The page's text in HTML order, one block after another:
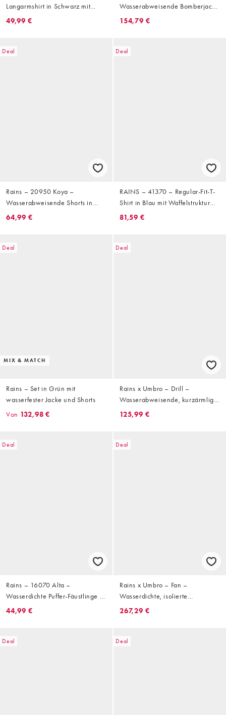
Langarmshirt in Schwarz mit
Motivlogo
49,99 €
Wasserabweisende Bomberjacke
in Grün mit farblich
154,79 €
Deal
Rains – 20950 Koya –
Wasserabweisende Shorts in
Grün mit farblich abgestimmter
64,99 €
Deal
RAINS – 41370 – Regular-Fit-T-
Shirt in Blau mit Waffelstruktur
und Splash-Logo, Kombiteil
81,59 €
Deal
MIX & MATCH
Rains – Set in Grün mit
wasserfester Jacke und Shorts
Von 132,98 €
Deal
Rains x Umbro – Drill –
Wasserabweisende, kurzärmlige
Hemdjacke in Schwarz mit
125,99 €
Deal
Rains – 16070 Alta –
Wasserdichte Puffer-Fäustlinge in
Schwarz
44,99 €
Deal
Rains x Umbro – Fan –
Wasserdichte, isolierte
Steppjacke in Blau
267,29 €
Deal Deal